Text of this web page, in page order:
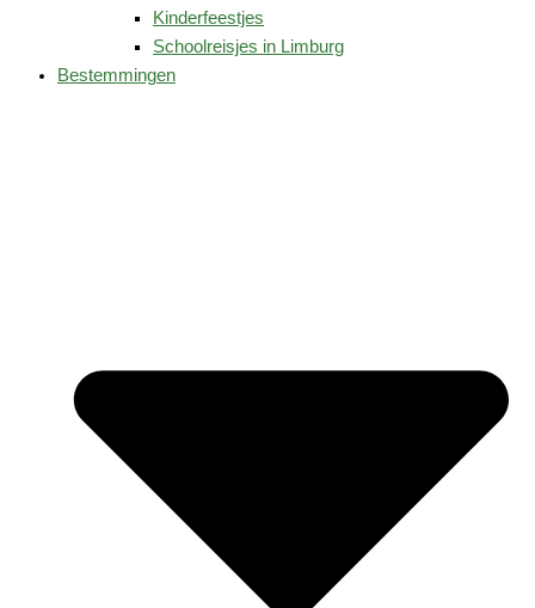
Kinderfeestjes
Schoolreisjes in Limburg
Bestemmingen